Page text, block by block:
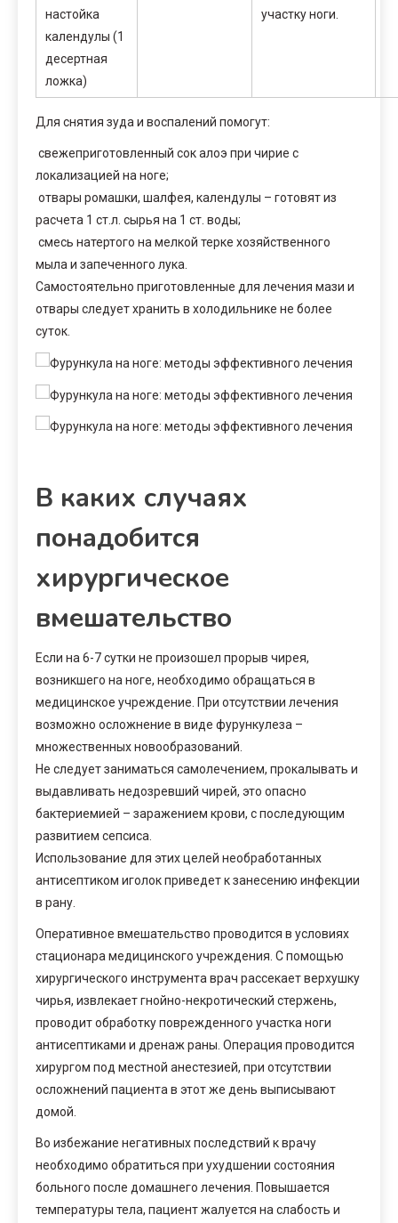
настойка
календулы (1
десертная
ложка)
участку ноги.
Для снятия зуда и воспалений помогут:
свежеприготовленный сок алоэ при чирие с
локализацией на ноге;
отвары ромашки, шалфея, календулы – готовят из
расчета 1 ст.л. сырья на 1 ст. воды;
смесь натертого на мелкой терке хозяйственного
мыла и запеченного лука.
Самостоятельно приготовленные для лечения мази и
отвары следует хранить в холодильнике не более
суток.
В каких случаях
понадобится
хирургическое
вмешательство
Если на 6-7 сутки не произошел прорыв чирея,
возникшего на ноге, необходимо обращаться в
медицинское учреждение. При отсутствии лечения
возможно осложнение в виде фурункулеза –
множественных новообразований.
Не следует заниматься самолечением, прокалывать и
выдавливать недозревший чирей, это опасно
бактериемией – заражением крови, с последующим
развитием сепсиса.
Использование для этих целей необработанных
антисептиком иголок приведет к занесению инфекции
в рану.
Оперативное вмешательство проводится в условиях
стационара медицинского учреждения. С помощью
хирургического инструмента врач рассекает верхушку
чирья, извлекает гнойно-некротический стержень,
проводит обработку поврежденного участка ноги
антисептиками и дренаж раны. Операция проводится
хирургом под местной анестезией, при отсутствии
осложнений пациента в этот же день выписывают
домой.
Во избежание негативных последствий к врачу
необходимо обратиться при ухудшении состояния
больного после домашнего лечения. Повышается
температуры тела, пациент жалуется на слабость и